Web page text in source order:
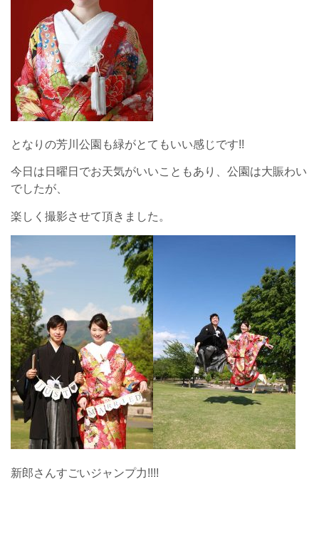
となりの芳川公園も緑がとてもいい感じです!!
今日は日曜日でお天気がいいこともあり、公園は大賑わい
でしたが、
楽しく撮影させて頂きました。
新郎さんすごいジャンプ力!!!!